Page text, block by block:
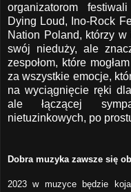
organizatorom
Dying Loud, Ino-Rock
Nation Poland, którzy
swój nieduży, ale
zespołom, które
za wszystkie emocje,
na wyciągnięcie ręki
ale łączącej
nietuzinkowych, po
Dobra muzyka zawsze się
2023 w muzyce będzie